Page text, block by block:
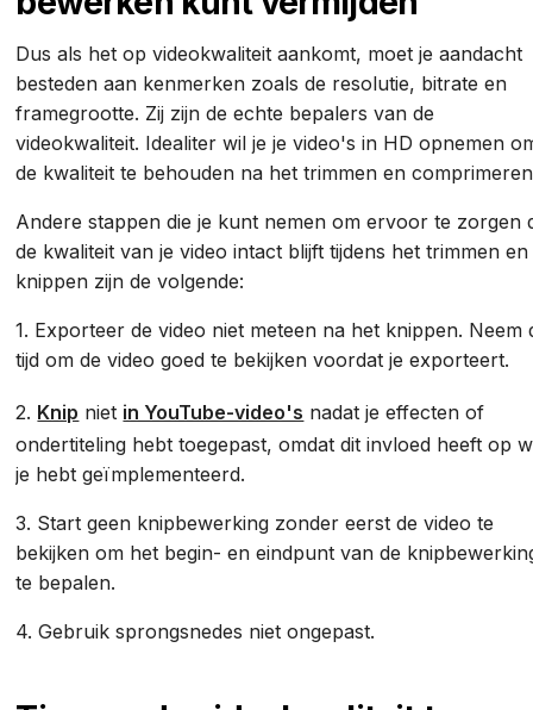
Dus als het op videokwaliteit aankomt, moet je aandacht
besteden aan kenmerken zoals de resolutie, bitrate en
framegrootte. Zij zijn de echte bepalers van de
videokwaliteit. Idealiter wil je je video's in HD opnemen
de kwaliteit te behouden na het trimmen en
Andere stappen die je kunt nemen om ervoor te zorgen
de kwaliteit van je video intact blijft tijdens het trimmen en
knippen zijn de volgende:
1. Exporteer de video niet meteen na het knippen. Neem
tijd om de video goed te bekijken voordat je exporteert.
2. Knip niet in YouTube-video's nadat je effecten of
ondertiteling hebt toegepast, omdat dit invloed heeft op
je hebt geïmplementeerd.
3. Start geen knipbewerking zonder eerst de video te
bekijken om het begin- en eindpunt van de
te bepalen.
4. Gebruik sprongsnedes niet ongepast.